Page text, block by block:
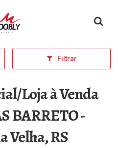
inicial
Filtrar
Loja à Venda
BARRETO -
Velha, RS